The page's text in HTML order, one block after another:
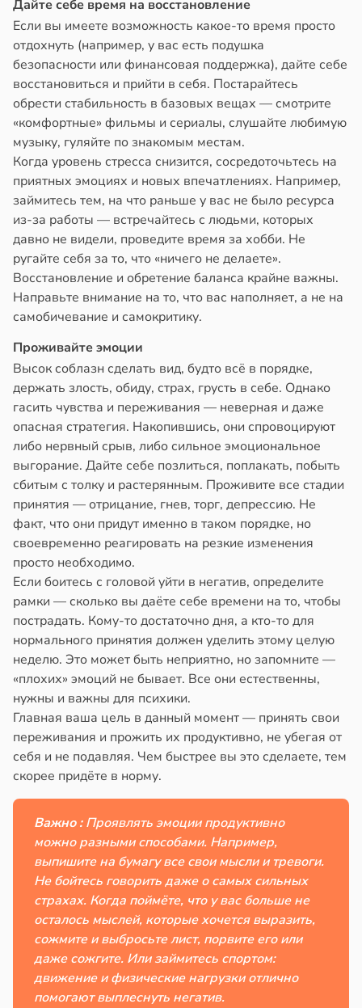
Дайте себе время на восстановление
Если вы имеете возможность какое-то время просто
отдохнуть (например, у вас есть подушка
безопасности или финансовая поддержка), дайте себе
восстановиться и прийти в себя. Постарайтесь
обрести стабильность в базовых вещах — смотрите
«комфортные» фильмы и сериалы, слушайте любимую
музыку, гуляйте по знакомым местам.
Когда уровень стресса снизится, сосредоточьтесь на
приятных эмоциях и новых впечатлениях. Например,
займитесь тем, на что раньше у вас не было ресурса
из-за работы — встречайтесь с людьми, которых
давно не видели, проведите время за хобби. Не
ругайте себя за то, что «ничего не делаете».
Восстановление и обретение баланса крайне важны.
Направьте внимание на то, что вас наполняет, а не на
самобичевание и самокритику.
Проживайте эмоции
Высок соблазн сделать вид, будто всё в порядке,
держать злость, обиду, страх, грусть в себе. Однако
гасить чувства и переживания — неверная и даже
опасная стратегия. Накопившись, они спровоцируют
либо нервный срыв, либо сильное эмоциональное
выгорание. Дайте себе позлиться, поплакать, побыть
сбитым с толку и растерянным. Проживите все стадии
принятия — отрицание, гнев, торг, депрессию. Не
факт, что они придут именно в таком порядке, но
своевременно реагировать на резкие изменения
просто необходимо.
Если боитесь с головой уйти в негатив, определите
рамки — сколько вы даёте себе времени на то, чтобы
пострадать. Кому-то достаточно дня, а кто-то для
нормального принятия должен уделить этому целую
неделю. Это может быть неприятно, но запомните —
«плохих» эмоций не бывает. Все они естественны,
нужны и важны для психики.
Главная ваша цель в данный момент — принять свои
переживания и прожить их продуктивно, не убегая от
себя и не подавляя. Чем быстрее вы это сделаете, тем
скорее придёте в норму.
Важно :Проявлять эмоции продуктивно
можно разными способами. Например,
выпишите на бумагу все свои мысли и тревоги.
Не бойтесь говорить даже о самых сильных
страхах. Когда поймёте, что у вас больше не
осталось мыслей, которые хочется выразить,
сожмите и выбросьте лист, порвите его или
даже сожгите. Или займитесь спортом:
движение и физические нагрузки отлично
помогают выплеснуть негатив.